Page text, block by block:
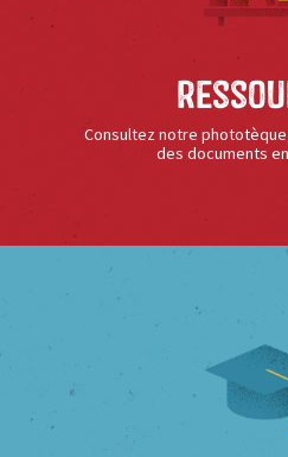
Consultez notre
des documents